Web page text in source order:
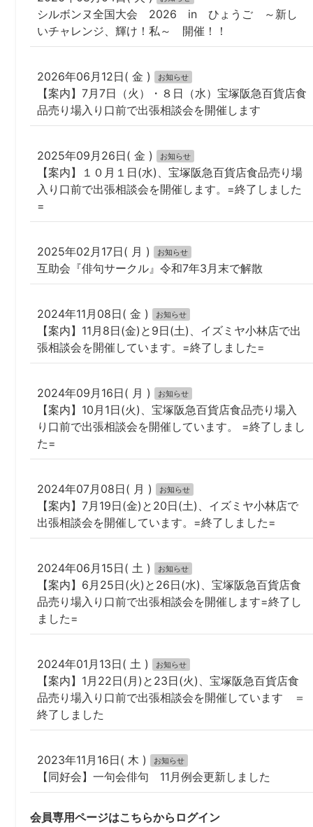
シルボンヌ全国大会 2026 in ひょうご ～新し
いチャレンジ、輝け！私～ 開催！！
2026年06月12日( 金 ) お知らせ
【案内】7月7日（火）・８日（水）宝塚阪急百貨店食
品売り場入り口前で出張相談会を開催します
2025年09月26日( 金 ) お知らせ
【案内】１０月１日(水)、宝塚阪急百貨店食品売り場
入り口前で出張相談会を開催します。=終了しました
=
2025年02月17日( 月 ) お知らせ
互助会『俳句サークル』令和7年3月末で解散
2024年11月08日( 金 ) お知らせ
【案内】11月8日(金)と9日(土)、イズミヤ小林店で出
張相談会を開催しています。=終了しました=
2024年09月16日( 月 ) お知らせ
【案内】10月1日(火)、宝塚阪急百貨店食品売り場入
り口前で出張相談会を開催しています。 =終了しまし
た=
2024年07月08日( 月 ) お知らせ
【案内】7月19日(金)と20日(土)、イズミヤ小林店で
出張相談会を開催しています。=終了しました=
2024年06月15日( 土 ) お知らせ
【案内】6月25日(火)と26日(水)、宝塚阪急百貨店食
品売り場入り口前で出張相談会を開催します=終了し
ました=
2024年01月13日( 土 ) お知らせ
【案内】1月22日(月)と23日(火)、宝塚阪急百貨店食
品売り場入り口前で出張相談会を開催しています ＝
終了しました
2023年11月16日( 木 ) お知らせ
【同好会】一句会俳句 11月例会更新しました
会員専用ページはこちらからログイン